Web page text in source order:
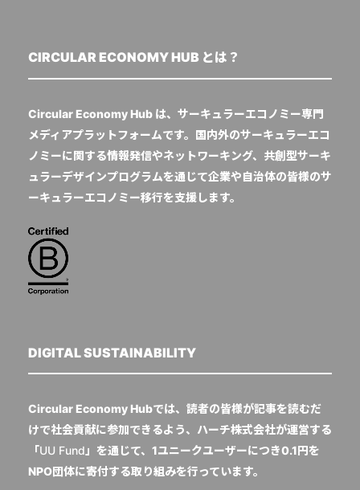
CIRCULAR ECONOMY HUB とは？
Circular Economy Hub は、サーキュラーエコノミー専門
メディアプラットフォームです。国内外のサーキュラーエコ
ノミーに関する情報発信やネットワーキング、共創型サーキ
ュラーデザインプログラムを通じて企業や自治体の皆様のサ
ーキュラーエコノミー移行を支援します。
DIGITAL SUSTAINABILITY
Circular Economy Hubでは、読者の皆様が記事を読むだ
けで社会貢献に参加できるよう、ハーチ株式会社が運営する
「UU Fund 」を通じて、1ユニークユーザーにつき0.1円を
NPO団体に寄付する取り組みを行っています。